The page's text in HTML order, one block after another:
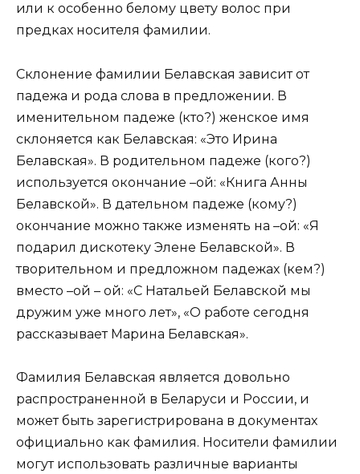
или к особенно белому цвету волос при
предках носителя фамилии.
Склонение фамилии Белавская зависит от
падежа и рода слова в предложении. В
именительном падеже (кто?) женское имя
склоняется как Белавская: «Это Ирина
Белавская». В родительном падеже (кого?)
используется окончание –ой: «Книга Анны
Белавской». В дательном падеже (кому?)
окончание можно также изменять на –ой: «Я
подарил дискотеку Элене Белавской». В
творительном и предложном падежах (кем?)
вместо –ой – ой: «С Натальей Белавской мы
дружим уже много лет», «О работе сегодня
рассказывает Марина Белавская».
Фамилия Белавская является довольно
распространенной в Беларуси и России, и
может быть зарегистрирована в документах
официально как фамилия. Носители фамилии
могут использовать различные варианты